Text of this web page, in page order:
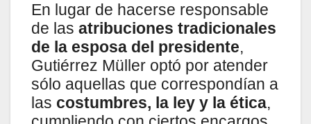
En lugar de hacerse responsable
de las atribuciones tradicionales
de la esposa del presidente,
Gutiérrez Müller optó por atender
sólo aquellas que correspondían a
las costumbres, la ley y la ética,